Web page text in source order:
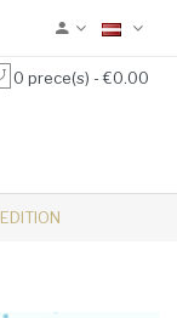
0 prece(s) - €0.00